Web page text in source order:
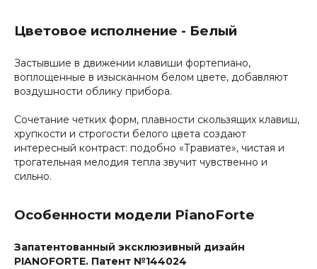
Цветовое исполнение - Белый
Застывшие в движении клавиши фортепиано,
воплощенные в изысканном белом цвете, добавляют
воздушности облику прибора.
Сочетание четких форм, плавности скользящих клавиш,
хрупкости и строгости белого цвета создают
интересный контраст: подобно «Травиате», чистая и
трогательная мелодия тепла звучит чувственно и
сильно.
Особенности модели PianoForte
Запатентованный эксклюзивный дизайн
PIANOFORTE. Патент №144024